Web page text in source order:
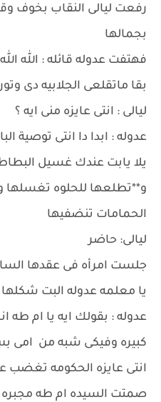
رفعت ليالى النقاب بخوف
بجمالها
فهتفت عدوله قائله : الله
بقا ماتقلعى الجلابيه دى
ليالى : انتى عايزه منى ايه ؟
عدوله : ابدا دا انتى توصية
يلا يابت عندك غسيل
و**تطلعها للحلوه تغسلها
الحمامات تنضفيها
ليالى: حاضر
جلست امرأه فى عقدها
يا معلمه عدوله البت شكلها
عدوله : بقولك ايه يا ام
كبيره وفيكى شبه من امى
انتى عايزه الحكومه تغضب
صمتت السيده ام طه مجبره